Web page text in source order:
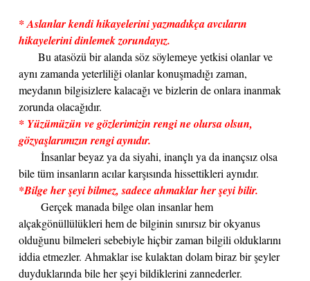
* Aslanlar kendi hikayelerini yazmadıkça avcıların
hikayelerini dinlemek zorundayız.
Bu atasözü bir alanda söz söylemeye yetkisi olanlar ve
aynı zamanda yeterliliği olanlar konuşmadığı zaman,
meydanın bilgisizlere kalacağı ve bizlerin de onlara inanmak
zorunda olacağıdır.
* Yüzümüzün ve gözlerimizin rengi ne olursa olsun,
gözyaşlarımızın rengi aynıdır.
İnsanlar beyaz ya da siyahi, inançlı ya da inançsız olsa
bile tüm insanların acılar karşısında hissettikleri aynıdır.
*Bilge her şeyi bilmez, sadece ahmaklar her şeyi bilir.
Gerçek manada bilge olan insanlar hem
alçakgönüllülükleri hem de bilginin sınırsız bir okyanus
olduğunu bilmeleri sebebiyle hiçbir zaman bilgili olduklarını
iddia etmezler. Ahmaklar ise kulaktan dolam biraz bir şeyler
duyduklarında bile her şeyi bildiklerini zannederler.